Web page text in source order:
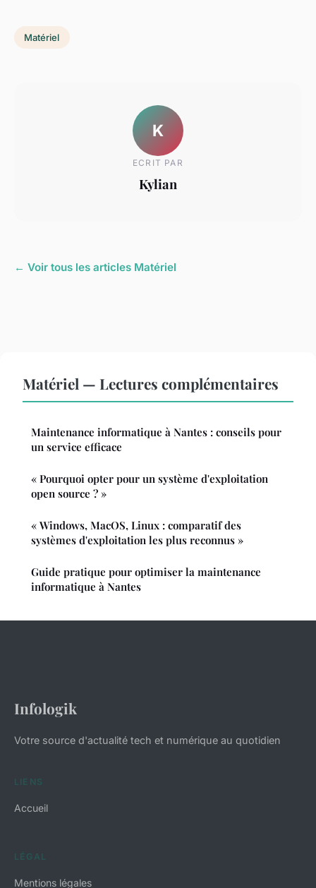
Matériel
K
ECRIT PAR
Kylian
← Voir tous les articles Matériel
Matériel — Lectures complémentaires
Maintenance informatique à Nantes : conseils pour
un service efficace
« Pourquoi opter pour un système d'exploitation
open source ? »
« Windows, MacOS, Linux : comparatif des
systèmes d'exploitation les plus reconnus »
Guide pratique pour optimiser la maintenance
informatique à Nantes
Infologik
Votre source d'actualité tech et numérique au quotidien
LIENS
Accueil
LÉGAL
Mentions légales